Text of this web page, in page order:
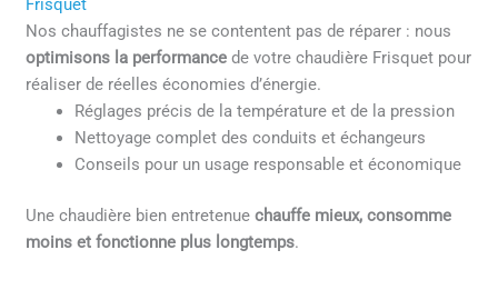
Frisquet
Nos chauffagistes ne se contentent pas de réparer : nous
optimisons la performance de votre chaudière Frisquet pour
réaliser de réelles économies d’énergie.
Réglages précis de la température et de la pression
Nettoyage complet des conduits et échangeurs
Conseils pour un usage responsable et économique
Une chaudière bien entretenuechauffe mieux, consomme
moins et fonctionne plus longtemps.